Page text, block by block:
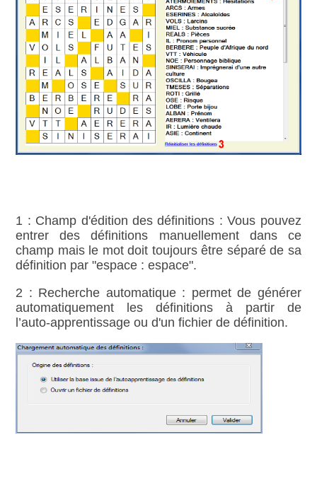
1 : Champ d'édition des définitions : Vous pouvez
entrer des définitions manuellement dans ce
champ mais le mot doit toujours être séparé de sa
définition par "espace : espace".
2 : Recherche automatique : permet de générer
automatiquement les définitions à partir de
l’auto‑apprentissage ou d'un fichier de définition.